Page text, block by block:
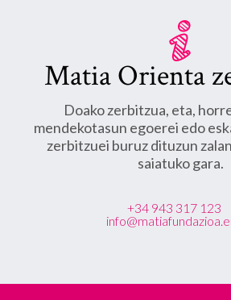
Matia Orienta
Doako zerbitzua, eta,
mendekotasun egoerei edo
zerbitzuei buruz dituzun
saiatuko gara.
+34 943 317 123